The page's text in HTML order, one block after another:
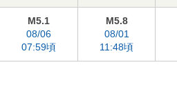
M5.1
08/06
07:59頃
M5.8
08/01
11:48頃